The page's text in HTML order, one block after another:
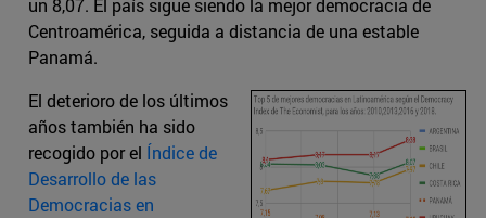
un 8,07. El país sigue siendo la mejor democracia de
Centroamérica, seguida a distancia de una estable
Panamá.
El deterioro de los últimos
años también ha sido
recogido por el Índice de
Desarrollo de las
Democracias en